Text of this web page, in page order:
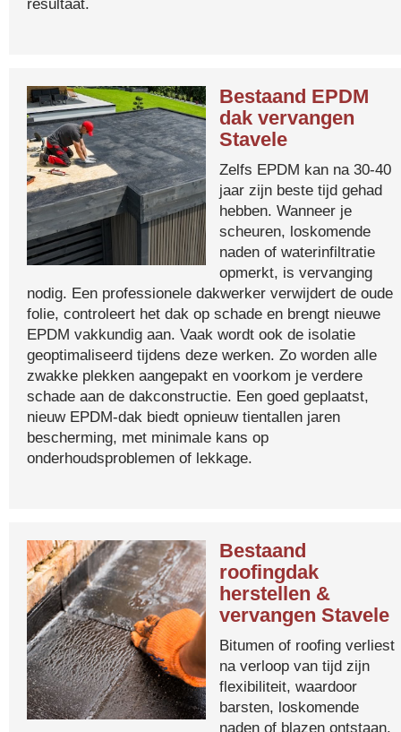
resultaat.
Bestaand EPDM
dak vervangen
Stavele
Zelfs EPDM kan na 30-40
jaar zijn beste tijd gehad
hebben. Wanneer je
scheuren, loskomende
naden of waterinfiltratie
opmerkt, is vervanging
nodig. Een professionele dakwerker verwijdert de oude
folie, controleert het dak op schade en brengt nieuwe
EPDM vakkundig aan. Vaak wordt ook de isolatie
geoptimaliseerd tijdens deze werken. Zo worden alle
zwakke plekken aangepakt en voorkom je verdere
schade aan de dakconstructie. Een goed geplaatst,
nieuw EPDM-dak biedt opnieuw tientallen jaren
bescherming, met minimale kans op
onderhoudsproblemen of lekkage.
Bestaand
roofingdak
herstellen &
vervangen Stavele
Bitumen of roofing verliest
na verloop van tijd zijn
flexibiliteit, waardoor
barsten, loskomende
naden of blazen ontstaan.